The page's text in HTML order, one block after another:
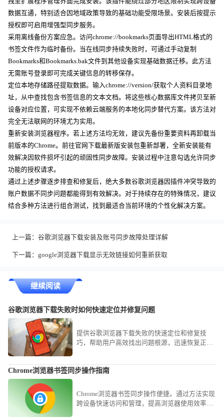
数据互通，特别适合因地域政策导致的基础功能受限场景。安装后按提示
授权即可启用增强型同步服务。
采用离线备份方案应急。访问chrome://bookmarks页面导出HTML格式的
书签文件作为临时备份。当在线同步持续失败时，可通过手动复制
Bookmarks和Bookmarks.bak文件到其他设备实现基础数据迁移。此方法
无需账号登录即可完成关键信息的转移保存。
定位本地存储路径提取数据。输入chrome://version/获取个人资料目录地
址，从中查找包含书签信息的文本文档。将这些核心数据库文件拷贝至新
设备对应位置，可实现不依赖云端服务的本地化同步替代方案。该方法对
完全无法联网的环境尤为实用。
重新安装浏览器程序。若上述方法均无效，建议先备份重要资料再卸载当
前版本的Chrome。前往官网下载最新版安装包重新部署，全新安装能有
效解决因软件损坏引起的顽固性同步故障。安装过程中注意勾选允许同步
功能的授权请求。
通过上述步骤逐步排查和修复后，绝大多数谷歌浏览器因插件冲突导致的
账户数据不同步问题都能得到有效解决。对于持续存在的特殊情况，建议
结合多种方法进行组合测试，找到最适合当前环境的个性化解决方案。
上一篇： 谷歌浏览器下载安装及账号同步故障处理详解
下一篇： google浏览器下载显示无效链接如何重新获取
继续阅读
谷歌浏览器下载失败时如何快速定位并修复问题
提供谷歌浏览器下载失败的快速定位和修复技
巧，帮助用户高效找出问题根源，迅速恢复正常
Chrome浏览器书签同步操作指南
Chrome浏览器书签同步操作便捷。通过方法实现
跨设备快速访问和管理，提高浏览器使用效率和